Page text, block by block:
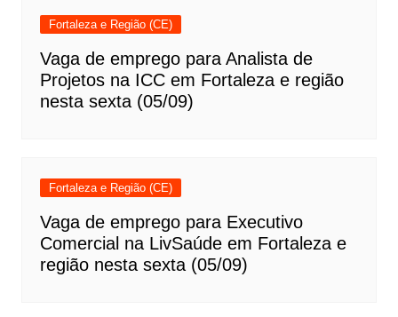
Fortaleza e Região (CE)
Vaga de emprego para Analista de
Projetos na ICC em Fortaleza e região
nesta sexta (05/09)
Fortaleza e Região (CE)
Vaga de emprego para Executivo
Comercial na LivSaúde em Fortaleza e
região nesta sexta (05/09)